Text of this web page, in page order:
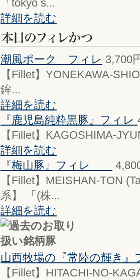
「tokyo s...
詳細を読む
潮風ポーク フィレ 3,700
【Fillet】YONEKAWA-
鉾...
詳細を読む
『鹿児島純粋黒豚』フィレ
【Fillet】KAGOSHIMA-
詳細を読む
『梅山豚』フィレ
【Fillet】MEISHAN-TON
系】 「(株...
詳細を読む
山西牧場の『常陸の輝き』
【Fillet】HITACHI-NO-